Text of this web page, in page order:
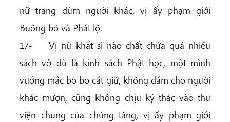
nữ trang dùm người khác, vị ấy phạm giới
Buông bỏ và Phát lộ.
17- Vị nữ khất sĩ nào chất chứa quá nhiều
sách vở dù là kinh sách Phật học, một mình
vướng mắc bo bo cất giữ, không dám cho người
khác mượn, cũng không chịu ký thác vào thư
viện chung của chúng tăng, vị ấy phạm giới